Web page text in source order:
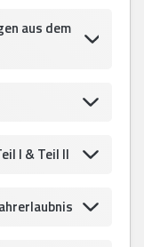
aus dem
I & Teil II